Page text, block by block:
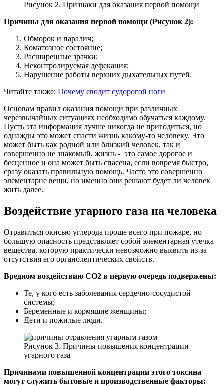
Рисунок 2. Признаки для оказания первой помощи
Причины для оказания первой помощи (Рисунок 2):
Обморок и паралич;
Коматозное состояние;
Расширенные зрачки;
Неконтролируемая дефекация;
Нарушение работы верхних дыхательных путей.
Читайте также: Почему сводит судорогой ноги
Основам правил оказания помощи при различных
черезвычайных ситуациях необходимо обучаться каждому.
Пусть эта информация лучше никогда не пригодиться, но
однажды это может спасти жизнь какому-то человеку. Это
может быть как родной или близкий человек, так и
совершенно не знакомый. жизнь - это самое дорогое и
бесценное и она может быть спасена, если вовремя быстро,
сразу оказать правильную помощь. Часто это совершенно
элементарне вещи, но именно они решают будет ли человек
жить далее.
Воздействие угарного газа на человека
Отравиться окисью углерода проще всего при пожаре, но
большую опасность представляет собой элементарная утечка
вещества, которую практически невозможно выявить из-за
отсутствия его органолептических свойств.
Вредном воздействию СО2 в первую очередь подвержены:
Те, у кого есть заболевания сердечно-сосудистой
системы;
Беременные и кормящие женщины;
Дети и пожилые люди.
Рисунок 3. Причины повышения концентрации
угарного газа
Причинами повышенной концентрации этого токсина
могут служить бытовые и производственные факторы: